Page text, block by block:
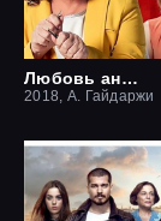
Любовь ангелов
2018, А. Гайдаржи